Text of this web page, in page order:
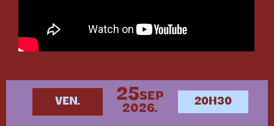
VEN. 25SEP
2026.
20H30